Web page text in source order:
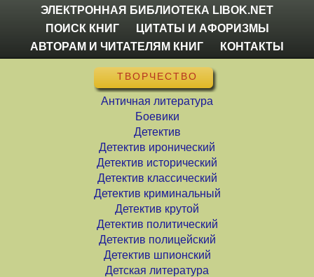
ЭЛЕКТРОННАЯ БИБЛИОТЕКА LIBOK.NET
ПОИСК КНИГ
ЦИТАТЫ И АФОРИЗМЫ
АВТОРАМ И ЧИТАТЕЛЯМ КНИГ
КОНТАКТЫ
ТВОРЧЕСТВО
Античная литература
Боевики
Детектив
Детектив иронический
Детектив исторический
Детектив классический
Детектив криминальный
Детектив крутой
Детектив политический
Детектив полицейский
Детектив шпионский
Детская литература